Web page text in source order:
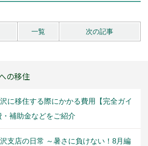
一覧 次の記事
の移住
に移住する際にかかる費用【完全ガイ
・補助金などをご紹介
支店の日常 ～暑さに負けない！8月編